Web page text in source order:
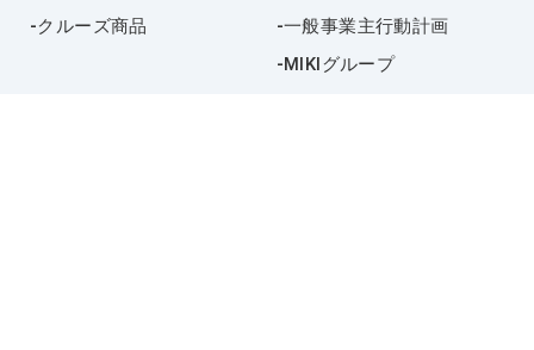
クルーズ商品
一般事業主行動計画
MIKIグループ